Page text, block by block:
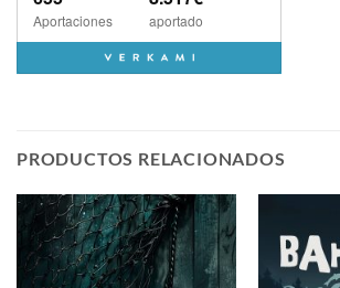
PRODUCTOS RELACIONADOS